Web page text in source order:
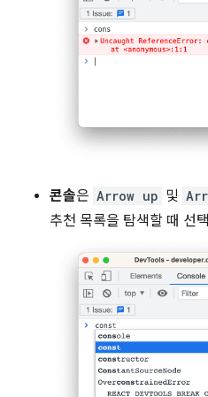
콘솔은 Arrow up 및
추천 목록을 탐색할 때 선